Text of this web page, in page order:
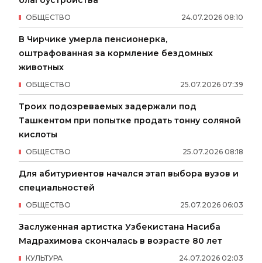
24.07.2026 08:10
ОБЩЕСТВО
В Чирчике умерла пенсионерка,
оштрафованная за кормление бездомных
животных
25.07.2026 07:39
ОБЩЕСТВО
Троих подозреваемых задержали под
Ташкентом при попытке продать тонну соляной
кислоты
25.07.2026 08:18
ОБЩЕСТВО
Для абитуриентов начался этап выбора вузов и
специальностей
25.07.2026 06:03
ОБЩЕСТВО
Заслуженная артистка Узбекистана Насиба
Мадрахимова скончалась в возрасте 80 лет
24.07.2026 02:03
КУЛЬТУРА